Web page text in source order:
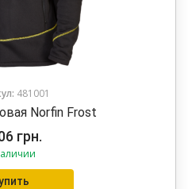
481001
Norfin Frost
грн.